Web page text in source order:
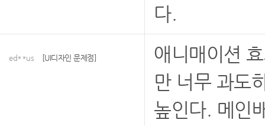
다.
ed**us [UI디자인 문제점]
애니매이션
만 너무 과도
높인다. 메인